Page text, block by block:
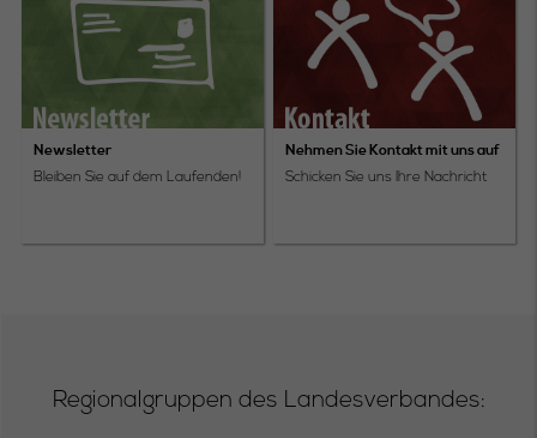
Newsletter
Bleiben Sie auf dem Laufenden!
Nehmen Sie Kontakt mit uns auf
Schicken Sie uns Ihre Nachricht
Regionalgruppen des Landesverbandes: